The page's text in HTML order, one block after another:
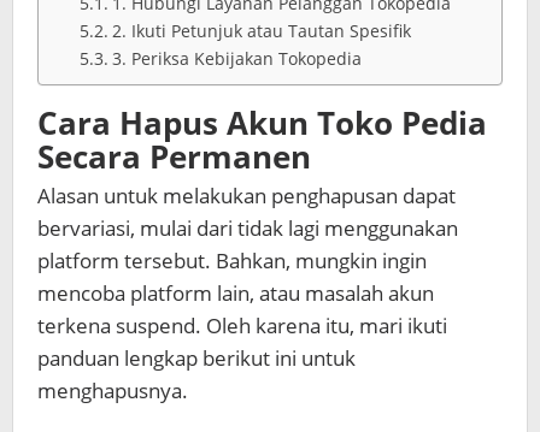
2. Ikuti Petunjuk atau Tautan Spesifik
3. Periksa Kebijakan Tokopedia
Cara Hapus Akun Toko Pedia
Secara Permanen
Alasan untuk melakukan penghapusan dapat
bervariasi, mulai dari tidak lagi menggunakan
platform tersebut. Bahkan, mungkin ingin
mencoba platform lain, atau masalah akun
terkena suspend. Oleh karena itu, mari ikuti
panduan lengkap berikut ini untuk
menghapusnya.